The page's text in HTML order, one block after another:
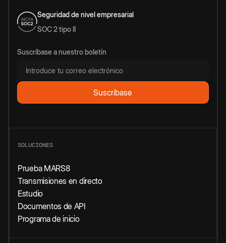
Seguridad de nivel empresarial
SOC 2 tipo II
Suscríbase a nuestro boletín
SOLUCIONES
Prueba MARS8
Transmisiones en directo
Estudio
Documentos de API
Programa de inicio